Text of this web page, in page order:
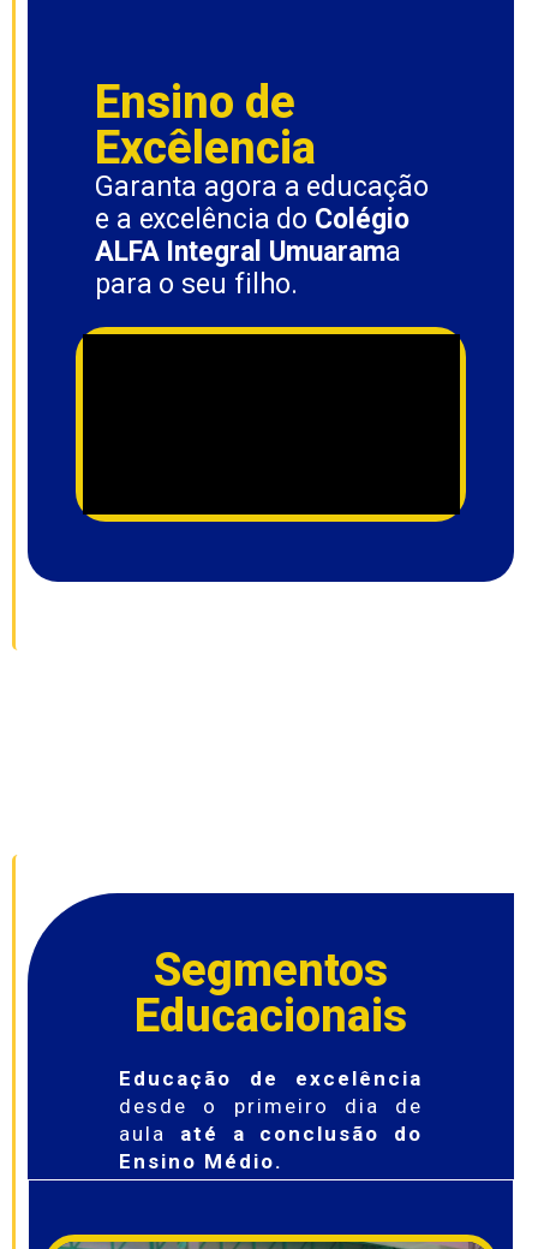
Ensino de
Excêlencia
Garanta agora a educação
e a excelência do Colégio
ALFA Integral Umuarama
para o seu filho.
Segmentos
Educacionais
Educação de excelência
desde o primeiro dia de
aula até a conclusão do
Ensino Médio.